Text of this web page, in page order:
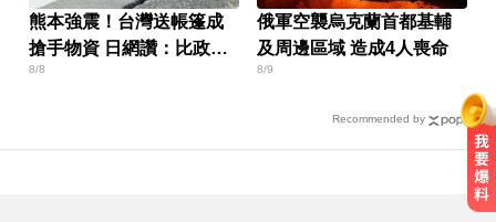
熊本強震！台灣送帳篷成
搶手物資 日網讚：比政府
還快
8/8
俄軍空襲烏克蘭首都基輔
及周邊區域 造成4人喪命
8/9
Recommended by